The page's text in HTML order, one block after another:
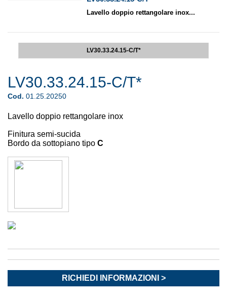
Lavello doppio rettangolare inox...
LV30.33.24.15-C/T*
LV30.33.24.15-C/T*
Cod. 01.25.20250
Lavello doppio rettangolare inox
Finitura semi-sucida
Bordo da sottopiano tipo C
RICHIEDI INFORMAZIONI >